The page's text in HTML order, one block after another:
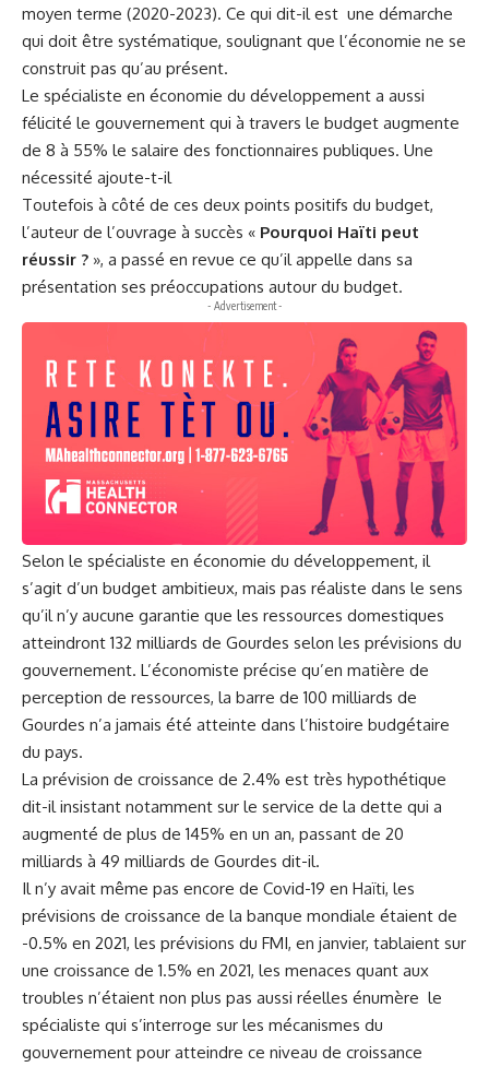
moyen terme (2020-2023). Ce qui dit-il est une démarche
qui doit être systématique, soulignant que l’économie ne se
construit pas qu’au présent.
Le spécialiste en économie du développement a aussi
félicité le gouvernement qui à travers le budget augmente
de 8 à 55% le salaire des fonctionnaires publiques. Une
nécessité ajoute-t-il
Toutefois à côté de ces deux points positifs du budget,
l’auteur de l’ouvrage à succès « Pourquoi Haïti peut
réussir ? », a passé en revue ce qu’il appelle dans sa
présentation ses préoccupations autour du budget.
- Advertisement -
Selon le spécialiste en économie du développement, il
s’agit d’un budget ambitieux, mais pas réaliste dans le sens
qu’il n’y aucune garantie que les ressources domestiques
atteindront 132 milliards de Gourdes selon les prévisions du
gouvernement. L’économiste précise qu’en matière de
perception de ressources, la barre de 100 milliards de
Gourdes n’a jamais été atteinte dans l’histoire budgétaire
du pays.
La prévision de croissance de 2.4% est très hypothétique
dit-il insistant notamment sur le service de la dette qui a
augmenté de plus de 145% en un an, passant de 20
milliards à 49 milliards de Gourdes dit-il.
Il n’y avait même pas encore de Covid-19 en Haïti, les
prévisions de croissance de la banque mondiale étaient de
-0.5% en 2021, les prévisions du FMI, en janvier, tablaient sur
une croissance de 1.5% en 2021, les menaces quant aux
troubles n’étaient non plus pas aussi réelles énumère le
spécialiste qui s’interroge sur les mécanismes du
gouvernement pour atteindre ce niveau de croissance